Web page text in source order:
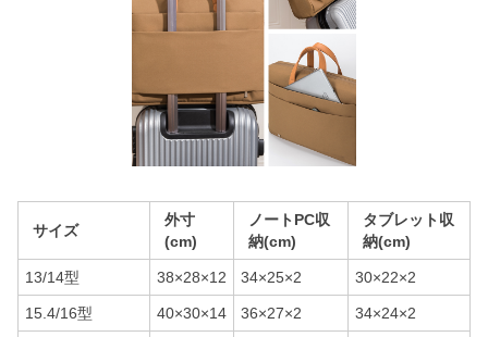
サイズ
外寸
(cm)
ノートPC収
納(cm)
タブレット収
納(cm)
13/14型 38×28×12 34×25×2 30×22×2
15.4/16型 40×30×14 36×27×2 34×24×2